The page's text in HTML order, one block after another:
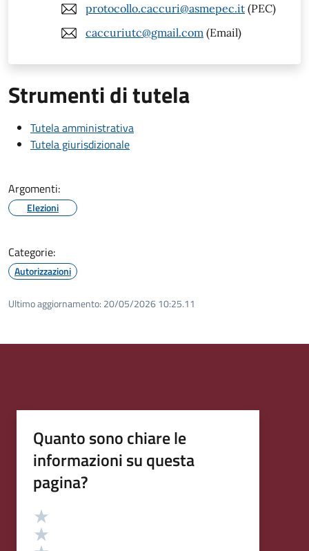
protocollo.caccuri@asmepec.it (PEC)
caccuriutc@gmail.com (Email)
Strumenti di tutela
Tutela amministrativa
Tutela giurisdizionale
Argomenti:
Elezioni
Categorie:
Autorizzazioni
Ultimo aggiornamento: 20/05/2026 10:25.11
Quanto sono chiare le
informazioni su questa
pagina?
Valutazione